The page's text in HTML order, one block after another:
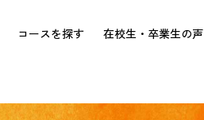
コースを探す 在校生・卒業生の声